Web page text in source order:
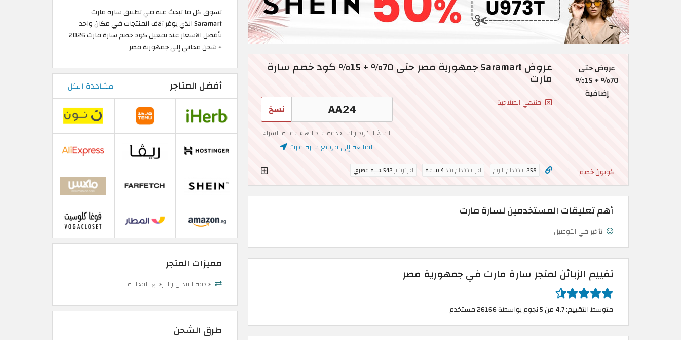
عروض حتى
70% + 15%
إضافية
كوبون خصم
عروض Saramart جمهورية مصر حتى 70% + 15% كود خصم سارة
مارت
منتهي الصلاحية نسخ
انسخ الكود واستخدمه عند انهاء عملية الشراء
المتابعة إلى موقع سارة مارت
258استخدام اليوم اخر استخدام منذ4 ساعة اخر توفير542 جنيه مصري
أهم تعليقات المستخدمين لسارة مارت
تأخير في التوصيل
تقييم الزبائن لمتجر سارة مارت في جمهورية مصر
متوسط التقييم: 4.7 من 5 نجوم بواسطة 26166 مستخدم
تسوق كل ما تبحث عنه في تطبيق سارة مارت
Saramart الذي يوفر آلاف المنتجات في مكان واحد
بأفضل الاسعار عند تفعيل كود خصم سارة مارت 2026
+ شحن مجاني إلى جمهورية مصر
أفضل المتاجر مشاهدة الكل
مميزات المتجر
خدمة التبديل والترجيع المجانية
طرق الشحن